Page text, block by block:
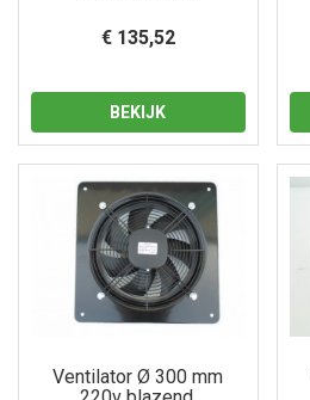
€ 135,52
BEKIJK
Ventilator Ø 300 mm